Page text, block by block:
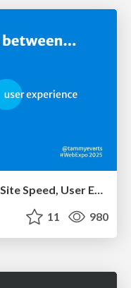
Connecting the Dots Between Site Speed, User Experience & Your Business [WebExpo 2025]
11 980